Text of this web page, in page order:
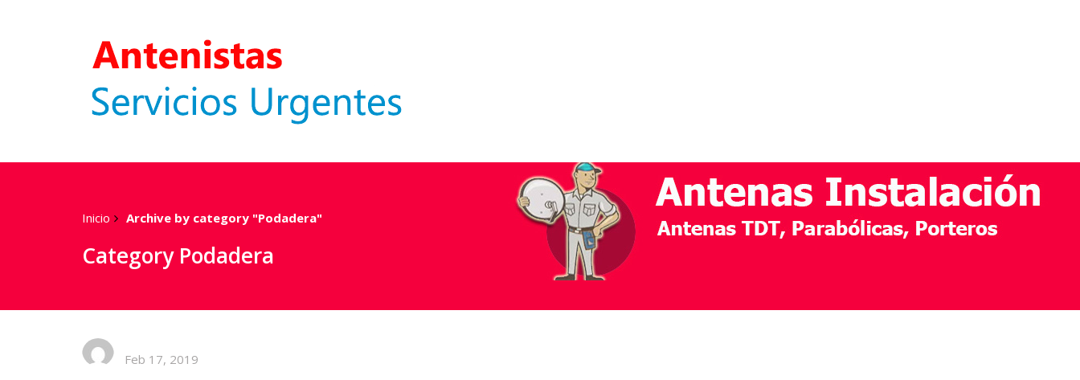
Inicio Archive by category "Podadera"
Category Podadera
Feb 17, 2019